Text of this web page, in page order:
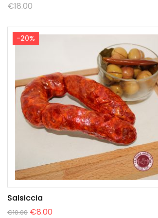
€18.00
-20%
Salsiccia
€10.00 €8.00